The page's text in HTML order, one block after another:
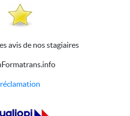
avis de nos stagiaires
réclamation